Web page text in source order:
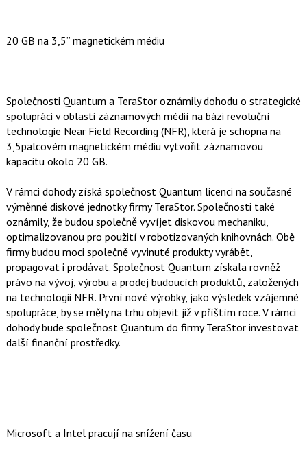
20 GB na 3,5” magnetickém médiu
Společnosti Quantum a TeraStor oznámily dohodu o strategické
spolupráci v oblasti záznamových médií na bázi revoluční
technologie Near Field Recording (NFR), která je schopna na
3,5palcovém magnetickém médiu vytvořit záznamovou
kapacitu okolo 20 GB.
V rámci dohody získá společnost Quantum licenci na současné
výměnné diskové jednotky firmy TeraStor. Společnosti také
oznámily, že budou společně vyvíjet diskovou mechaniku,
optimalizovanou pro použití v robotizovaných knihovnách. Obě
firmy budou moci společně vyvinuté produkty vyrábět,
propagovat i prodávat. Společnost Quantum získala rovněž
právo na vývoj, výrobu a prodej budoucích produktů, založených
na technologii NFR. První nové výrobky, jako výsledek vzájemné
spolupráce, by se měly na trhu objevit již v příštím roce. V rámci
dohody bude společnost Quantum do firmy TeraStor investovat
další finanční prostředky.
Microsoft a Intel pracují na snížení času